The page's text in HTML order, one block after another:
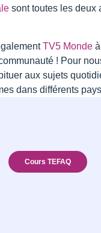
sont toutes les deux
TV5 Monde
! Pour
aux sujets
dans différents
Cours TEFAQ